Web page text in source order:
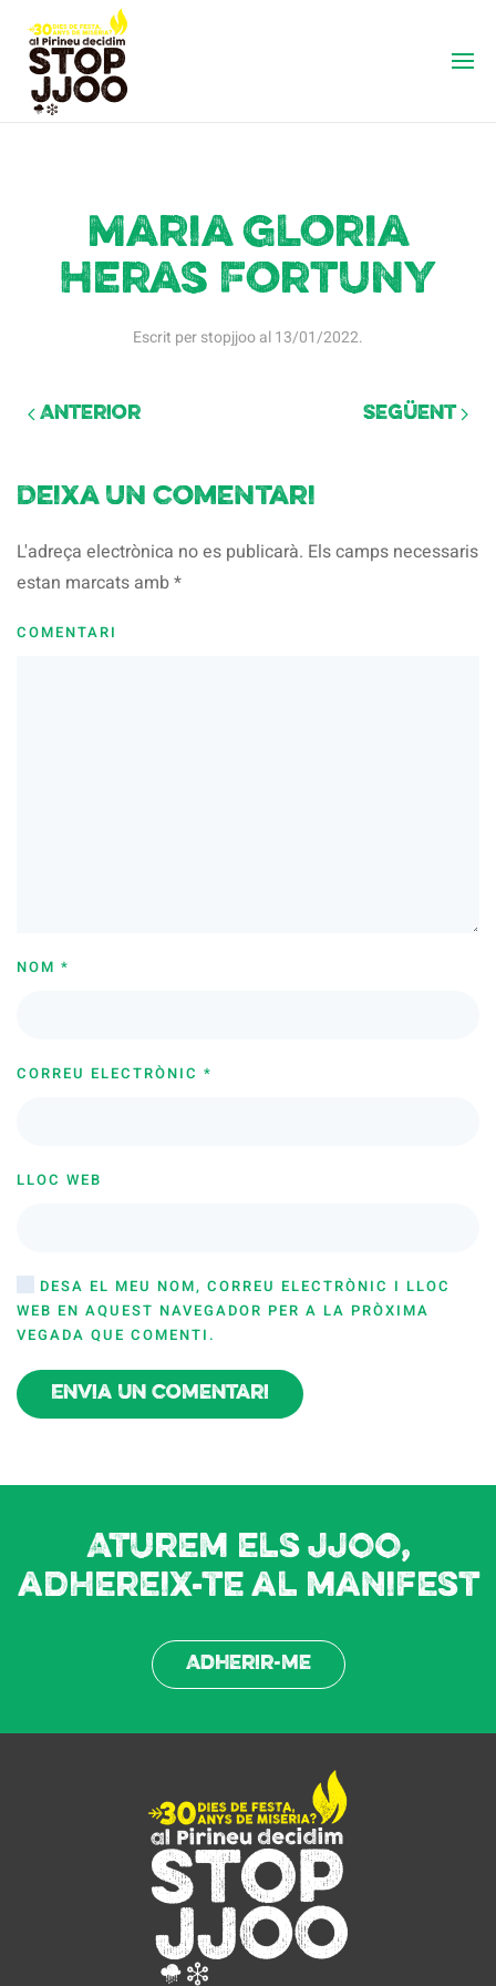
Maria Gloria
Heras Fortuny
Escrit perstopjjooal13/01/2022.
Anterior Següent
Deixa un comentari
L'adreça electrònica no es publicarà. Els camps necessaris
estan marcats amb*
COMENTARI
NOM *
CORREU ELECTRÒNIC *
LLOC WEB
DESA EL MEU NOM, CORREU ELECTRÒNIC I LLOC
WEB EN AQUEST NAVEGADOR PER A LA PRÒXIMA
VEGADA QUE COMENTI.
Envia un comentari
Aturem els JJOO,
adhereix-te al manifest
Adherir-me